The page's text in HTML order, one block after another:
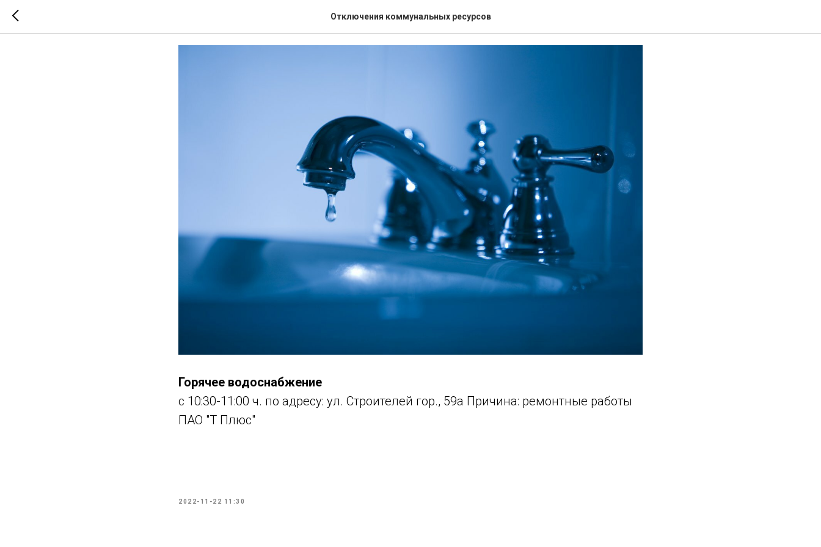
Отключения коммунальных ресурсов
Отключения на 21.11.2022 г.
Горячее водоснабжение
с 10:30-11:00 ч. по адресу: ул. Строителей гор., 59а Причина: ремонтные работы
ПАО "Т Плюс"
2022-11-22 11:30